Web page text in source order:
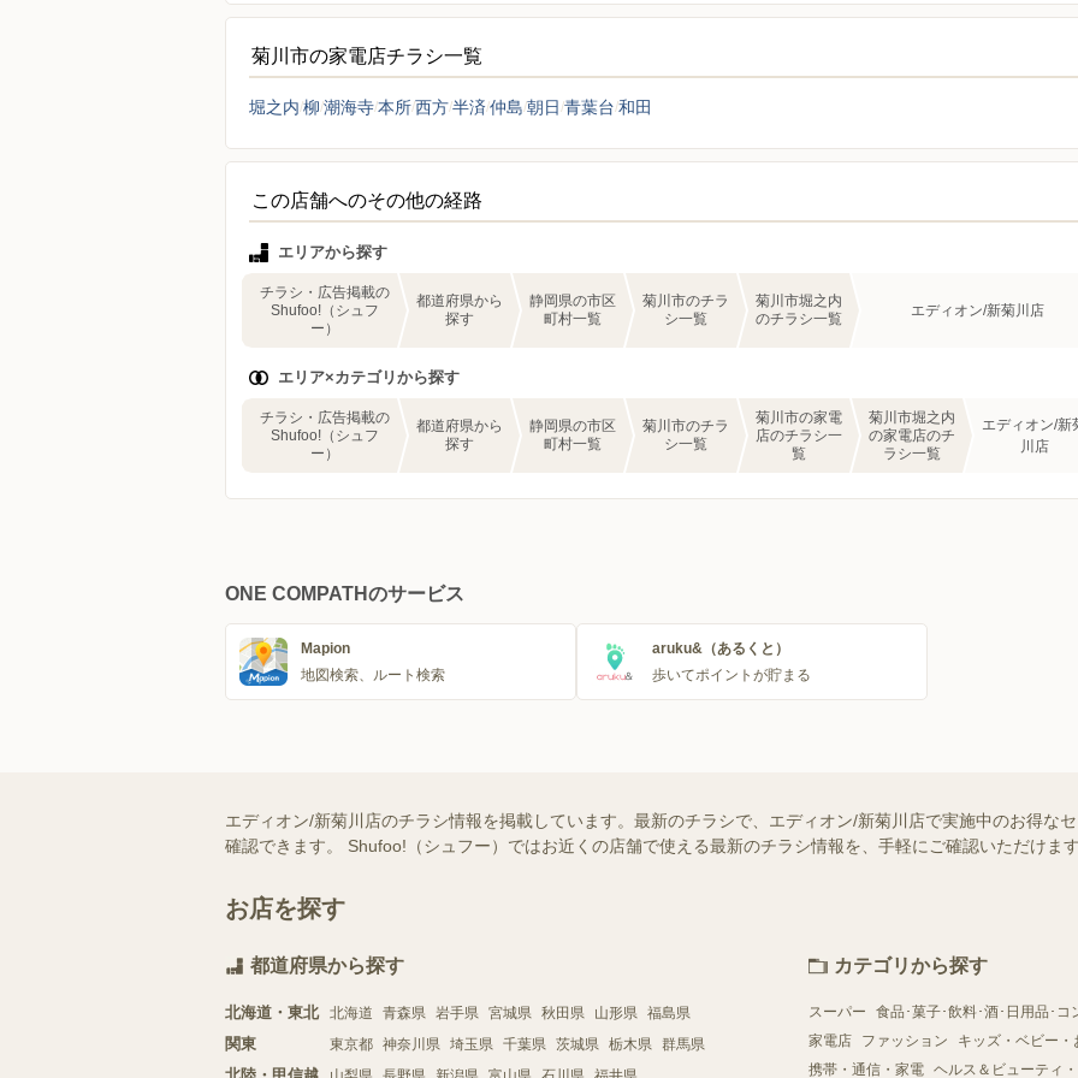
菊川市の家電店チラシ一覧
堀之内 柳 潮海寺本所西方半済仲島 朝日 青葉台 和田
この店舗へのその他の経路
エリアから探す
チラシ・広告掲載の
Shufoo!（シュフ
ー）
都道府県から
探す
静岡県の市区
町村一覧
菊川市のチラ
シ一覧
菊川市堀之内
のチラシ一覧
エディオン/新菊川店
エリア×カテゴリから探す
チラシ・広告掲載の
Shufoo!（シュフ
ー）
都道府県から
探す
静岡県の市区
町村一覧
菊川市のチラ
シ一覧
菊川市の家電
店のチラシ一
覧
菊川市堀之内
の家電店のチ
ラシ一覧
エディオン/新
川店
ONE COMPATHのサービス
Mapion
地図検索、ルート検索
aruku&（あるくと）
歩いてポイントが貯まる
エディオン/新菊川店のチラシ情報を掲載しています。最新のチラシで、エディオン/新菊川店で実施中のお得な
確認できます。 Shufoo!（シュフー）ではお近くの店舗で使える最新のチラシ情報を、手軽にご確認いただけま
お店を探す
都道府県から探す
北海道・東北 北海道 青森県 岩手県 宮城県 秋田県 山形県 福島県
関東 東京都 神奈川県 埼玉県 千葉県 茨城県 栃木県 群馬県
カテゴリから探す
スーパー
食品･菓子･飲料･酒･日用品･コ
家電店
ファッション
キッズ・ベビー・
携帯・通信・家電 ヘルス＆ビューティ